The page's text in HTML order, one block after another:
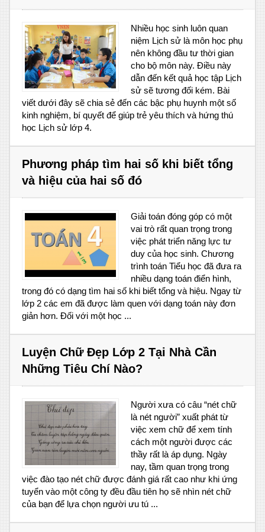
Nhiều học sinh luôn quan
niệm Lịch sử là môn học phụ
nên không đầu tư thời gian
cho bộ môn này. Điều này
dẫn đến kết quả học tập Lịch
sử sẽ tương đối kém. Bài
viết dưới đây sẽ chia sẻ đến các bậc phụ huynh một số
kinh nghiệm, bí quyết để giúp trẻ yêu thích và hứng thú
học Lịch sử lớp 4.
Phương pháp tìm hai số khi biết tổng
và hiệu của hai số đó
Giải toán đóng góp có một
vai trò rất quan trọng trong
việc phát triển năng lực tư
duy của học sinh. Chương
trình toán Tiểu học đã đưa ra
nhiều dạng toán điển hình,
trong đó có dạng tìm hai số khi biết tổng và hiệu. Ngay từ
lớp 2 các em đã được làm quen với dạng toán này đơn
giản hơn. Đối với một học ...
Luyện Chữ Đẹp Lớp 2 Tại Nhà Cần
Những Tiêu Chí Nào?
Người xưa có câu “nét chữ
là nét người” xuất phát từ
việc xem chữ để xem tính
cách một người được các
thầy rất là áp dụng. Ngày
nay, tầm quan trọng trong
việc đào tạo nét chữ được đánh giá rất cao như khi ứng
tuyển vào một công ty đều đầu tiên họ sẽ nhìn nét chữ
của bạn để lựa chọn người ưu tú ...